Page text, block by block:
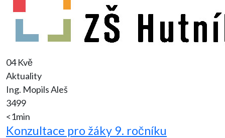
04 Kvě
Aktuality
Ing. Mopils Aleš
3499
<1min
Konzultace pro žáky 9. ročníku